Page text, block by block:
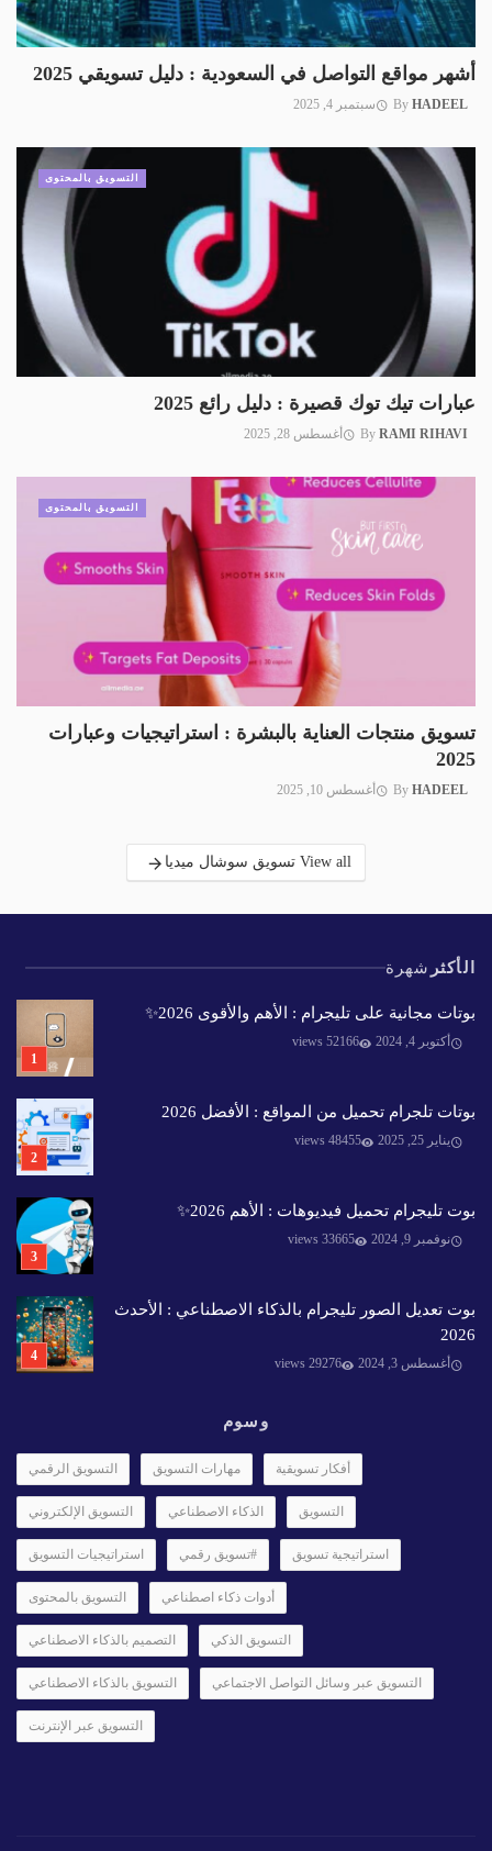
أشهر مواقع التواصل في السعودية : دليل تسويقي 2025
By HADEEL سبتمبر 4, 2025
عبارات تيك توك قصيرة : دليل رائع 2025
By RAMI RIHAVI أغسطس 28, 2025
التسويق بالمحتوى
تسويق منتجات العناية بالبشرة : استراتيجيات وعبارات
2025
By HADEEL أغسطس 10, 2025
التسويق بالمحتوى
View all تسويق سوشال ميديا
الأكثر شهرة
بوتات مجانية على تليجرام : الأهم والأقوى 2026✨️
أكتوبر 4, 2024 52166 views
بوتات تلجرام تحميل من المواقع : الأفضل 2026
يناير 25, 2025 48455 views
بوت تليجرام تحميل فيديوهات : الأهم 2026✨️
نوفمبر 9, 2024 33665 views
بوت تعديل الصور تليجرام بالذكاء الاصطناعي : الأحدث
2026
أغسطس 3, 2024 29276 views
وسوم
التسويق الرقمي مهارات التسويق أفكار تسويقية
التسويق الإلكتروني الذكاء الاصطناعي التسويق
استراتيجيات التسويق #تسويق رقمي استراتيجية تسويق
التسويق بالمحتوى أدوات ذكاء اصطناعي
التصميم بالذكاء الاصطناعي التسويق الذكي
التسويق بالذكاء الاصطناعي التسويق عبر وسائل التواصل الاجتماعي
التسويق عبر الإنترنت